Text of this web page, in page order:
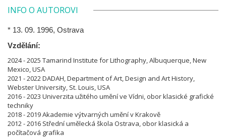
INFO O AUTOROVI
* 13. 09. 1996, Ostrava
Vzdělání:
2024 - 2025 Tamarind Institute for Lithography, Albuquerque, New
Mexico, USA
2021 - 2022 DADAH, Department of Art, Design and Art History,
Webster University, St. Louis, USA
2016 - 2023 Univerzita užitého umění ve Vídni, obor klasické grafické
techniky
2018 - 2019 Akademie výtvarných umění v Krakově
2012 - 2016 Střední umělecká škola Ostrava, obor klasická a
počítačová grafika